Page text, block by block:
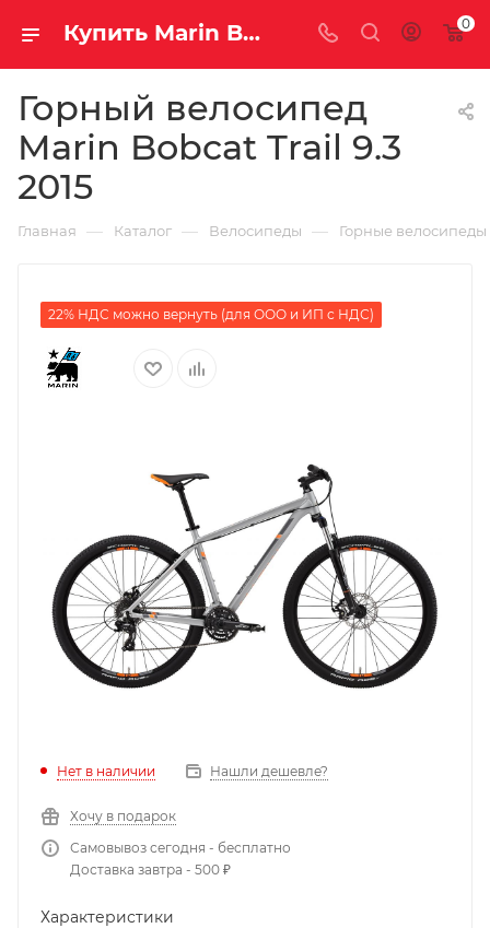
Купить Marin Bobcat Trail 9.3 2015 за рублей, а со скидкой 0
Горный велосипед
Marin Bobcat Trail 9.3
2015
Главная — Каталог — Велосипеды — Горные велосипеды
22% НДС можно вернуть (для ООО и ИП с НДС)
Нет в наличии Нашли дешевле?
Хочу в подарок
Самовывоз сегодня - бесплатно
Доставка завтра - 500 ₽
Характеристики